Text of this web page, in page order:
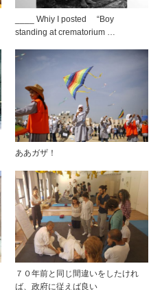
____ Whiy I posted “Boy
standing at crematorium …
ああガザ！
７０年前と同じ間違いをしたけれ
ば、政府に従えば良い